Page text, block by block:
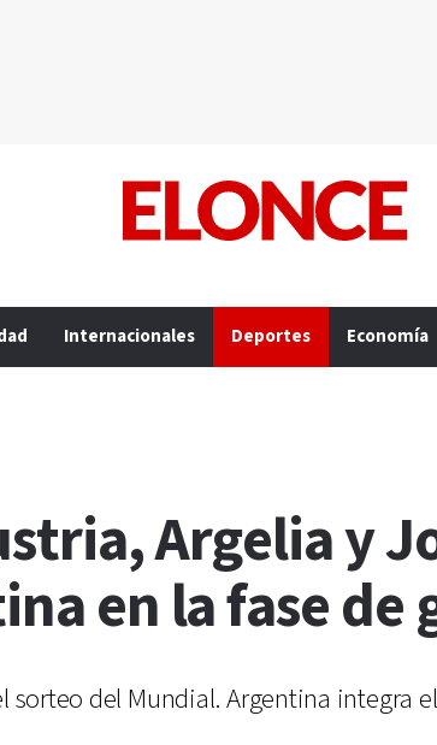
Internacionales Deportes Economía
Argelia y
en la fase de
sorteo del Mundial. Argentina integra